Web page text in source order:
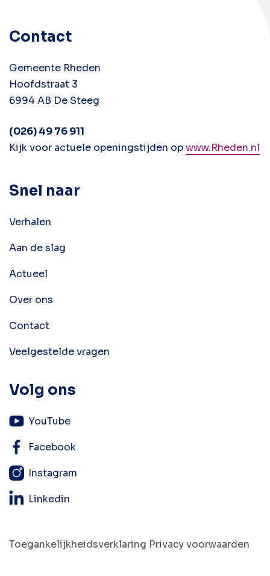
Contact
Gemeente Rheden
Hoofdstraat 3
6994 AB De Steeg
(026) 49 76 911
Kijk voor actuele openingstijden opwww.Rheden.nl
Snel naar
Verhalen
Aan de slag
Actueel
Over ons
Contact
Veelgestelde vragen
Volg ons
YouTube
Facebook
Instagram
Linkedin
Toegankelijkheidsverklaring Privacy voorwaarden